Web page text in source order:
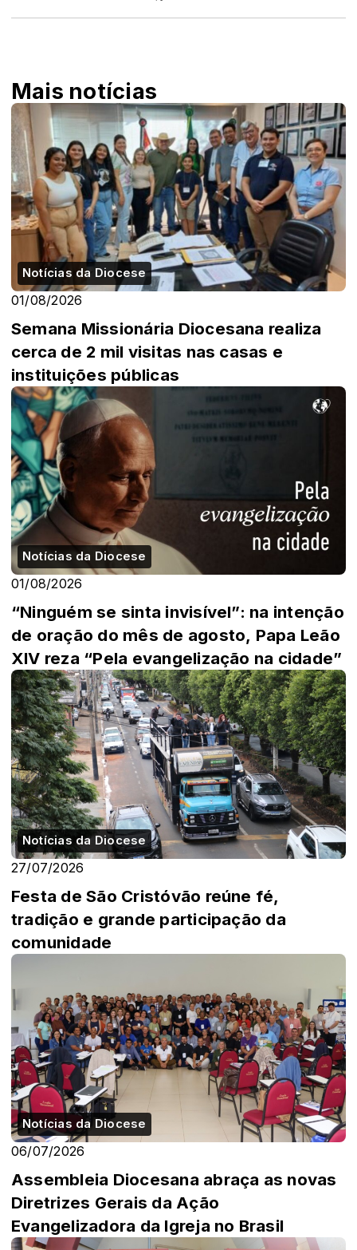
Mais notícias
Notícias da Diocese
01/08/2026
Semana Missionária Diocesana realiza
cerca de 2 mil visitas nas casas e
instituições públicas
Notícias da Diocese
01/08/2026
“Ninguém se sinta invisível”: na intenção
de oração do mês de agosto, Papa Leão
XIV reza “Pela evangelização na cidade”
Notícias da Diocese
27/07/2026
Festa de São Cristóvão reúne fé,
tradição e grande participação da
comunidade
Notícias da Diocese
06/07/2026
Assembleia Diocesana abraça as novas
Diretrizes Gerais da Ação
Evangelizadora da Igreja no Brasil